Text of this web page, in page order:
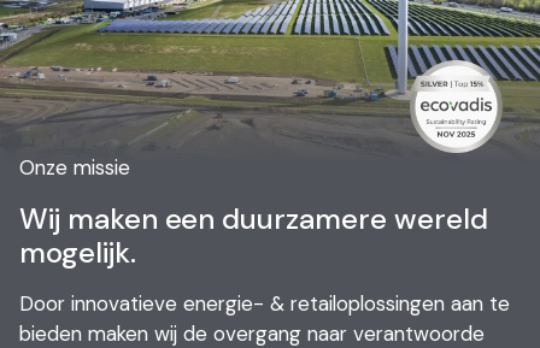
Onze missie
Wij maken een duurzamere wereld
mogelijk.
Door innovatieve energie- & retailoplossingen aan te
bieden maken wij de overgang naar verantwoorde